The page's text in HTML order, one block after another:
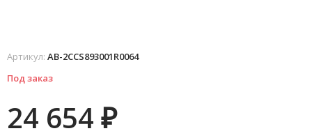
Артикул: AB-2CCS893001R0064
Под заказ
24 654 ₽